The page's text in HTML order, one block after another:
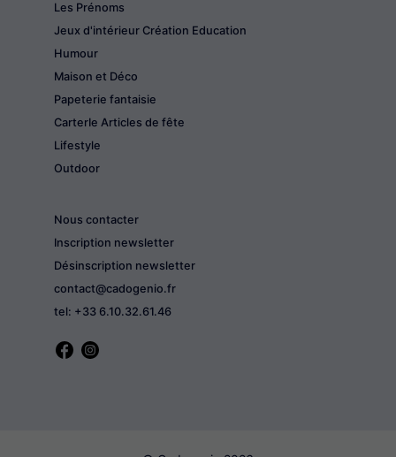
Les Prénoms
Jeux d'intérieur Création Education
Humour
Maison et Déco
Papeterie fantaisie
CarterIe Articles de fête
Lifestyle
Outdoor
Nous contacter
Inscription newsletter
Désinscription newsletter
contact@cadogenio.fr
tel: +33 6.10.32.61.46